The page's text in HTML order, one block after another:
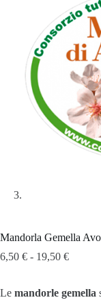
Mandorla Gemella
6,50 € - 19,50 €Fascia
da
Le mandorle gemella